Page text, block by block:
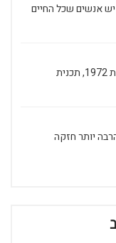
אנשים שכל החיים
הוצגה לראשונה על ידי ד"ר רוברט אטקניס בשנת 1972, תכנית
הדיאטה הרבה יותר חזקה